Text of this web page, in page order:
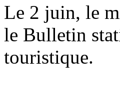
Le 2 juin, le
le Bulletin
touristique.